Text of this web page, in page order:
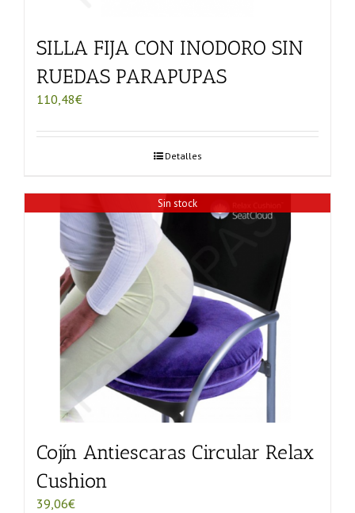
SILLA FIJA CON INODORO SIN
RUEDAS PARAPUPAS
110,48€
Detalles
Sin stock
Cojín Antiescaras Circular Relax
Cushion
39,06€